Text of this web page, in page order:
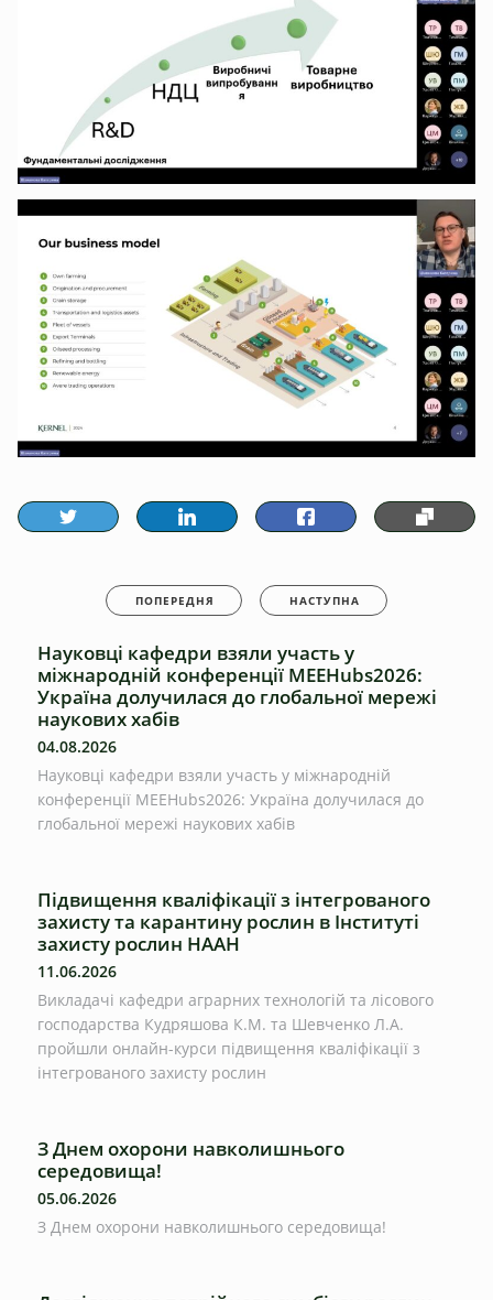
ПОПЕРЕДНЯ НАСТУПНА
Науковці кафедри взяли участь у
міжнародній конференції MEEHubs2026:
Україна долучилася до глобальної мережі
наукових хабів
04.08.2026
Науковці кафедри взяли участь у міжнародній
конференції MEEHubs2026: Україна долучилася до
глобальної мережі наукових хабів
Підвищення кваліфікації з інтегрованого
захисту та карантину рослин в Інституті
захисту рослин НААН
11.06.2026
Викладачі кафедри аграрних технологій та лісового
господарства Кудряшова К.М. та Шевченко Л.А.
пройшли онлайн-курси підвищення кваліфікації з
інтегрованого захисту рослин
З Днем охорони навколишнього
середовища!
05.06.2026
З Днем охорони навколишнього середовища!